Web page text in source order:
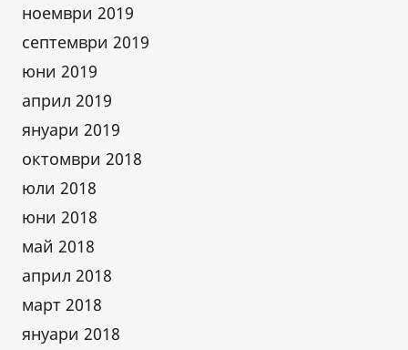
ноември 2019
септември 2019
юни 2019
април 2019
януари 2019
октомври 2018
юли 2018
юни 2018
май 2018
април 2018
март 2018
януари 2018